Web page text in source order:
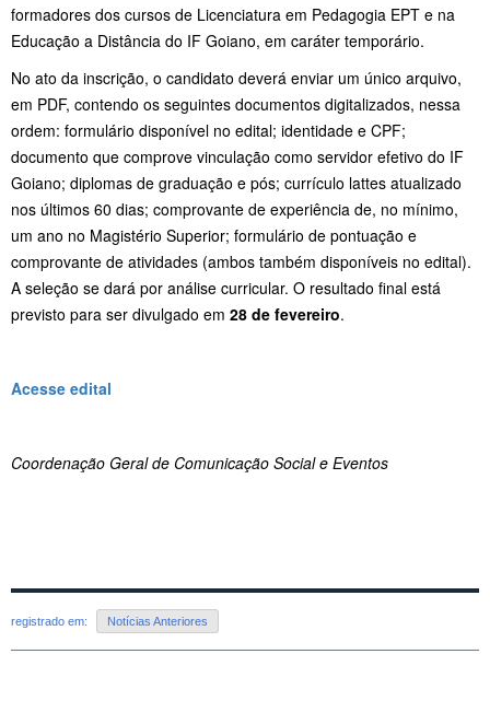
formadores dos cursos de Licenciatura em Pedagogia EPT e na
Educação a Distância do IF Goiano, em caráter temporário.
No ato da inscrição, o candidato deverá enviar um único arquivo,
em PDF, contendo os seguintes documentos digitalizados, nessa
ordem: formulário disponível no edital; identidade e CPF;
documento que comprove vinculação como servidor efetivo do IF
Goiano; diplomas de graduação e pós; currículo lattes atualizado
nos últimos 60 dias; comprovante de experiência de, no mínimo,
um ano no Magistério Superior; formulário de pontuação e
comprovante de atividades (ambos também disponíveis no edital).
A seleção se dará por análise curricular. O resultado final está
previsto para ser divulgado em 28 de fevereiro.
Acesse edital
Coordenação Geral de Comunicação Social e Eventos
registrado em: Notícias Anteriores